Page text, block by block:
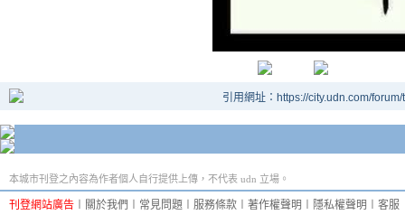
引用網址：https://city.udn.com/
本城市刊登之內容為作者個人自行提供上傳，不代表 udn 立場。
刊登網站廣告 關於我們 常見問題 服務條款 著作權聲明 隱私權聲明 客服